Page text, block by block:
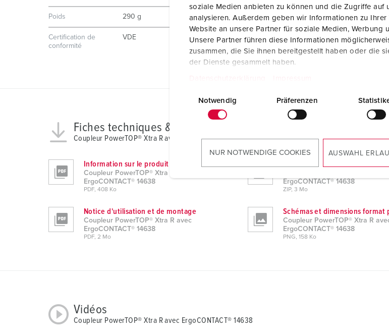
soziale Medien anbieten zu können und die Zugriffe auf
analysieren. Außerdem geben wir Informationen zu
Website an unsere Partner für soziale Medien, Werbung
Unsere Partner führen diese Informationen
zusammen, die Sie ihnen bereitgestellt haben oder die
der Dienste gesammelt haben.
n
g
l
Notwendig Präferenzen
NUR NOTWENDIGE COOKIES AUSWAHL
Poids 290 g
Certification de
conformité
VDE
Fiches techniques & téléchargements
Coupleur PowerTOP® Xtra R avec ErgoCONTACT® 14638
Information sur le produit
Coupleur PowerTOP® Xtra R avec
ErgoCONTACT® 14638
PDF, 408 Ko
ErgoCONTACT® 14638
ZIP, 3 Mo
Notice d'utilisation et de montage
Coupleur PowerTOP® Xtra R avec
ErgoCONTACT® 14638
PDF, 2 Mo
Schémas et dimensions format
Coupleur PowerTOP® Xtra R
ErgoCONTACT® 14638
PNG, 158 Ko
Vidéos
Coupleur PowerTOP® Xtra R avec ErgoCONTACT® 14638